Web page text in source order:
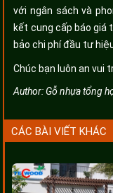
với ngân sách và
kết cung cấp báo giá
bảo chi phí đầu tư
Chúc bạn luôn an vui
Author:Gỗ nhựa tổng
CÁC BÀI VIẾT KHÁC